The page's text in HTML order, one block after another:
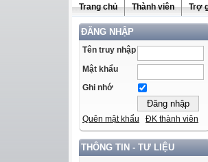
Trang chủ Thành viên Trợ
ĐĂNG NHẬP
Tên truy nhập
Mật khẩu
Ghi nhớ
Quên mật khẩu ĐK thành viên
THÔNG TIN - TƯ LIỆU